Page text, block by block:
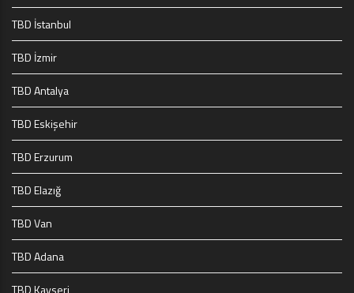
TBD İstanbul
TBD İzmir
TBD Antalya
TBD Eskişehir
TBD Erzurum
TBD Elazığ
TBD Van
TBD Adana
TBD Kayseri